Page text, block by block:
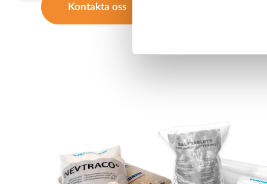
Kontakta oss